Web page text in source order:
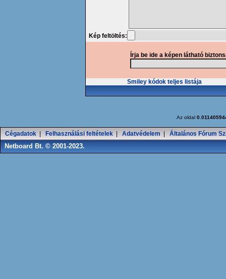
Kép feltöltés:
Írja be ide a képen látható
Smiley kódok teljes listája
Az oldal
Cégadatok Felhasználási feltételek Adatvédelem Általános Fórum
Netboard Bt. © 2001-2023.